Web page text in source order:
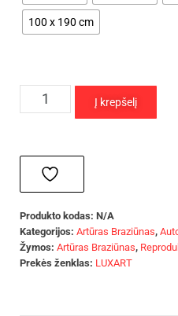
100 x 190 cm
Į krepšelį
Produkto kodas: N/A
Kategorijos: Artūras Braziūnas,
Žymos: Artūras Braziūnas,
Prekės ženklas: LUXART